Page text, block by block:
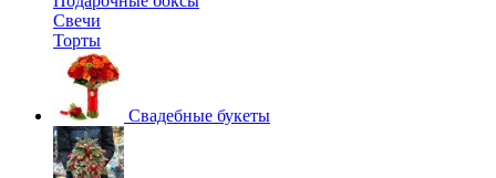
Свечи
Торты
Свадебные букеты